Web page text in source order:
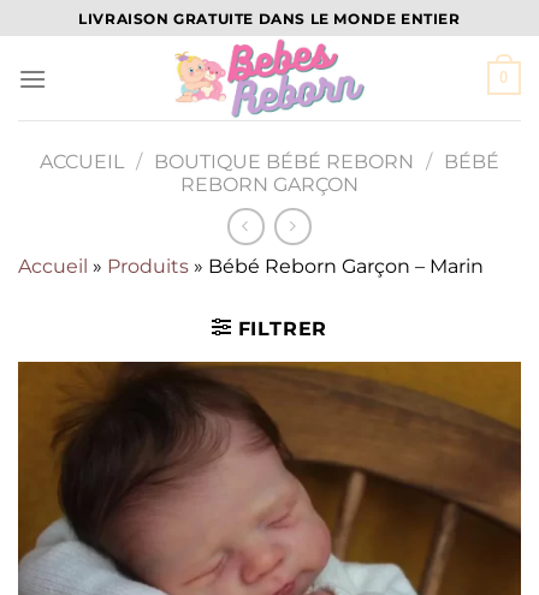
au
contenu
LIVRAISON GRATUITE DANS LE MONDE ENTIER
0
ACCUEIL / BOUTIQUE BÉBÉ REBORN /
BÉBÉ
REBORN GARÇON
Accueil » Produits » Bébé Reborn Garçon – Marin
FILTRER